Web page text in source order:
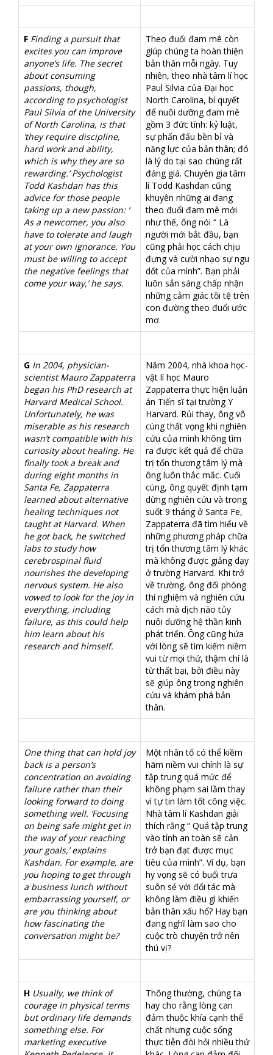
F Finding a pursuit that
excites you can improve
anyone’s life. The secret
about consuming
passions, though,
according to psychologist
Paul Silvia of the University
of North Carolina, is that
‘they require discipline,
hard work and ability,
which is why they are so
rewarding.’ Psychologist
Todd Kashdan has this
advice for those people
taking up a new passion: ‘
As a newcomer, you also
have to tolerate and laugh
at your own ignorance. You
must be willing to accept
the negative feelings that
come your way,’ he says.
Theo đuổi đam mê còn
giúp chúng ta hoàn thiện
bản thân mỗi ngày. Tuy
nhiên, theo nhà tâm lí học
Paul Silvia của Đại học
North Carolina, bí quyết
để nuôi dưỡng đam mê
gồm 3 đức tính: kỷ luật,
sự phấn đấu bền bỉ và
năng lực của bản thân; đó
là lý do tại sao chúng rất
đáng giá. Chuyên gia tâm
lí Todd Kashdan cũng
khuyên những ai đang
theo đuổi đam mê mới
như thế, ông nói “ Là
người mới bắt đầu, bạn
cũng phải học cách chịu
đựng và cười nhạo sự ngu
dốt của mình”. Bạn phải
luôn sẳn sàng chấp nhận
những cảm giác tồi tệ trên
con đường theo đuổi ước
mơ.
G In 2004, physician-
scientist Mauro Zappaterra
began his PhD research at
Harvard Medical School.
Unfortunately, he was
miserable as his research
wasn’t compatible with his
curiosity about healing. He
finally took a break and
during eight months in
Santa Fe, Zappaterra
learned about alternative
healing techniques not
taught at Harvard. When
he got back, he switched
labs to study how
cerebrospinal fluid
nourishes the developing
nervous system. He also
vowed to look for the joy in
everything, including
failure, as this could help
him learn about his
research and himself.
Năm 2004, nhà khoa học-
vật lí học Mauro
Zappaterra thực hiện luận
án Tiến sĩ tại trường Y
Harvard. Rủi thay, ông vô
cùng thất vọng khi nghiên
cứu của mình không tìm
ra được kết quả để chữa
trị tổn thương tâm lý mà
ông luôn thắc mắc. Cuối
cùng, ông quyết định tạm
dừng nghiên cứu và trong
suốt 9 tháng ở Santa Fe,
Zappaterra đã tìm hiểu về
những phương pháp chữa
trị tổn thương tâm lý khác
mà không được giảng dạy
ở trường Harvard. Khi trở
về trường, ông đổi phòng
thí nghiệm và nghiên cứu
cách mà dịch não tủy
nuôi dưỡng hệ thần kinh
phát triển. Ông cũng hứa
với lòng sẽ tìm kiếm niềm
vui từ mọi thứ, thậm chí là
từ thất bại, bởi điều này
sẽ giúp ông trong nghiên
cứu và khám phá bản
thân.
One thing that can hold joy
back is a person’s
concentration on avoiding
failure rather than their
looking forward to doing
something well. ‘Focusing
on being safe might get in
the way of your reaching
your goals,’ explains
Kashdan. For example, are
you hoping to get through
a business lunch without
embarrassing yourself, or
are you thinking about
how fascinating the
conversation might be?
Một nhân tố có thể kiềm
hãm niềm vui chính là sự
tập trung quá mức để
không phạm sai lầm thay
vì tự tin làm tốt công việc.
Nhà tâm lí Kashdan giải
thích rằng “ Quá tập trung
vào tính an toàn sẽ cản
trở bạn đạt được mục
tiêu của mình”. Ví dụ, bạn
hy vọng sẽ có buổi trưa
suôn sẻ với đối tác mà
không làm điều gì khiến
bản thân xấu hổ? Hay bạn
đang nghĩ làm sao cho
cuộc trò chuyện trở nên
thú vị?
H Usually, we think of
courage in physical terms
but ordinary life demands
something else. For
marketing executive
Thông thường, chúng ta
hay cho rằng lòng can
đảm thuộc khía cạnh thể
chất nhưng cuộc sống
thực tiễn đòi hỏi nhiều thứ